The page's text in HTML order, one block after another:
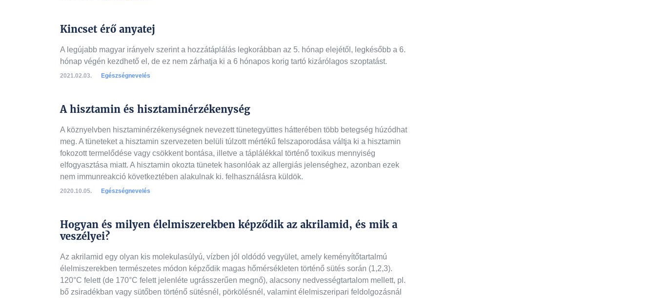
Kincset érő anyatej
A legújabb magyar irányelv szerint a hozzátáplálás legkorábban az 5. hónap elejétől, legkésőbb a 6.
hónap végén kezdhető el, de ez nem zárhatja ki a 6 hónapos korig tartó kizárólagos szoptatást.
2021.02.03. Egészségnevelés
A hisztamin és hisztaminérzékenység
A köznyelvben hisztaminérzékenységnek nevezett tünetegyüttes hátterében több betegség húzódhat
meg. A tüneteket a hisztamin szervezeten belüli túlzott mértékű felszaporodása váltja ki a hisztamin
fokozott termelődése vagy csökkent bontása, illetve a táplálékkal történő toxikus mennyiség
elfogyasztása miatt. A hisztamin okozta tünetek hasonlóak az allergiás jelenséghez, azonban ezek
nem immunreakció következtében alakulnak ki. felhasználásra küldök.
2020.10.05. Egészségnevelés
Hogyan és milyen élelmiszerekben képződik az akrilamid, és mik a
veszélyei?
Az akrilamid egy olyan kis molekulasúlyú, vízben jól oldódó vegyület, amely keményítőtartalmú
élelmiszerekben természetes módon képződik magas hőmérsékleten történő sütés során (1,2,3).
120°C felett (de 170°C felett jelenléte ugrásszerűen megnő), alacsony nedvességtartalom mellett, pl.
bő zsiradékban vagy sütőben történő sütésnél, pörkölésnél, valamint élelmiszeripari feldolgozásnál